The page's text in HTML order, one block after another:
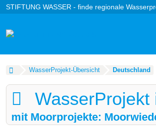
STIFTUNG WASSER - finde regionale
WasserProjekt-Übersicht Deutschland
WasserProjekt
mit Moorprojekte: